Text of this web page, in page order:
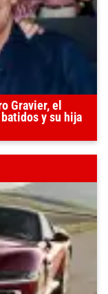
Gravier, el
y su hija